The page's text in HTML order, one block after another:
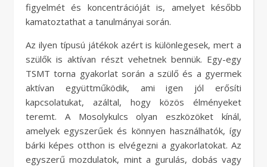
figyelmét és koncentrációját is, amelyet később
kamatoztathat a tanulmányai során.
Az ilyen típusú játékok azért is különlegesek, mert a
szülők is aktívan részt vehetnek bennük. Egy-egy
TSMT torna gyakorlat során a szülő és a gyermek
aktívan együttműködik, ami igen jól erősíti
kapcsolatukat, azáltal, hogy közös élményeket
teremt. A Mosolykulcs olyan eszközöket kínál,
amelyek egyszerűek és könnyen használhatók, így
bárki képes otthon is elvégezni a gyakorlatokat. Az
egyszerű mozdulatok, mint a gurulás, dobás vagy